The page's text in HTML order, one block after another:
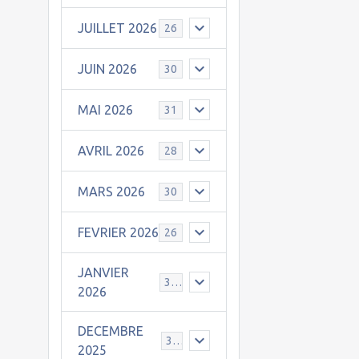
JUILLET 2026 26
JUIN 2026 30
MAI 2026 31
AVRIL 2026 28
MARS 2026 30
FEVRIER 2026 26
JANVIER
2026
31
DECEMBRE
2025
30